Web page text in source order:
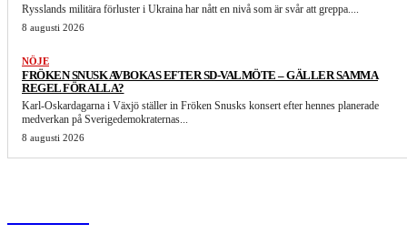
Rysslands militära förluster i Ukraina har nått en nivå som är svår att greppa....
8 augusti 2026
NÖJE
FRÖKEN SNUSK AVBOKAS EFTER SD-VALMÖTE – GÄLLER SAMMA
REGEL FÖR ALLA?
Karl-Oskardagarna i Växjö ställer in Fröken Snusks konsert efter hennes planerade
medverkan på Sverigedemokraternas...
8 augusti 2026